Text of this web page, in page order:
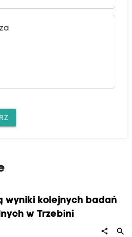
wyniki kolejnych badań
w Trzebini
share search